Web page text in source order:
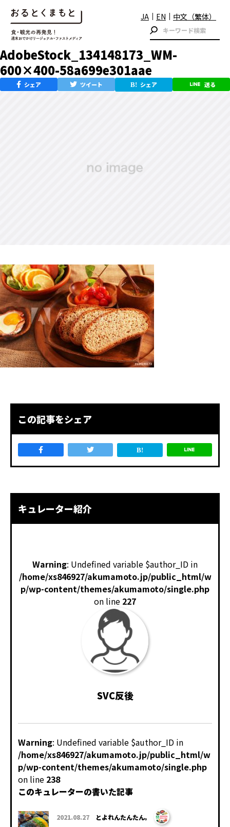
JA EN 中文（繁体）
AdobeStock_134148173_WM-
600×400-58a699e301aae
シェア ツイート シェア 送る
この記事をシェア
キュレーター紹介
Warning: Undefined variable $author_ID in
/home/xs846927/akumamoto.jp/public_html/w
p/wp-content/themes/akumamoto/single.php
on line 227
SVC反後
Warning: Undefined variable $author_ID in
/home/xs846927/akumamoto.jp/public_html/w
p/wp-content/themes/akumamoto/single.php
on line 238
このキュレーターの書いた記事
2021.08.27 とよれんたんたん。